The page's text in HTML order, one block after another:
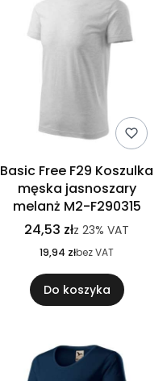
Basic Free F29 Koszulka
męska jasnoszary
melanż M2-F290315
24,53 złz 23% VAT
19,94 złbez VAT
Do koszyka